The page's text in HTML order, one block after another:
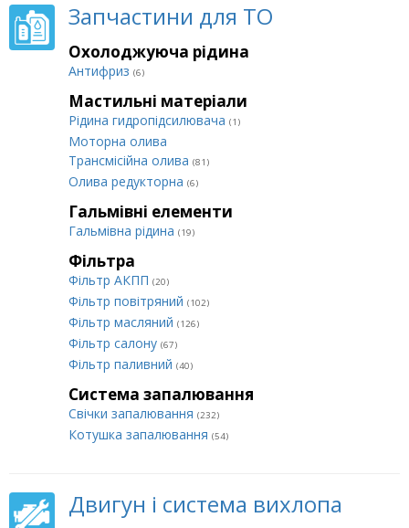
Запчастини для ТО
Охолоджуюча рідина
Антифриз (6)
Мастильні матеріали
Рідина гидропідсилювача (1)
Моторна олива
Трансмісійна олива (81)
Олива редукторна (6)
Гальмівні елементи
Гальмівна рідина (19)
Фільтра
Фільтр АКПП (20)
Фільтр повітряний (102)
Фільтр масляний (126)
Фільтр салону (67)
Фільтр паливний (40)
Система запалювання
Свічки запалювання (232)
Котушка запалювання (54)
Двигун і система вихлопа